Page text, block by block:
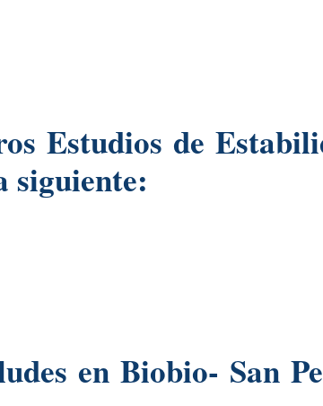
Estudios de
siguiente:
en Biobio- San